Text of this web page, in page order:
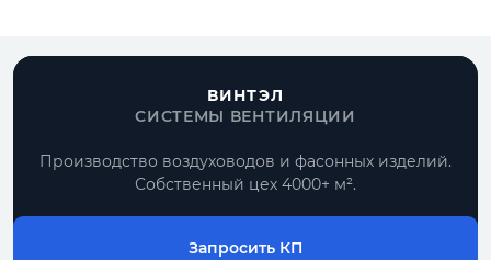
ВИНТЭЛ
СИСТЕМЫ ВЕНТИЛЯЦИИ
Производство воздуховодов и фасонных изделий.
Собственный цех 4000+ м².
Запросить КП